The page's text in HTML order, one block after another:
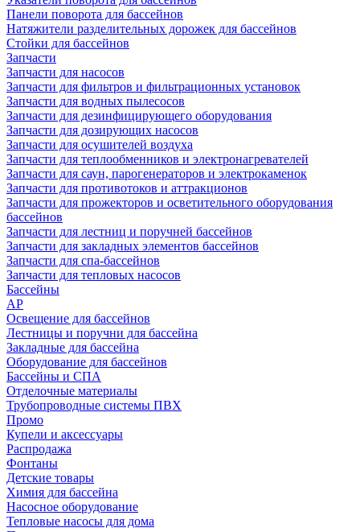
Панели поворота для бассейнов
Натяжители разделительных дорожек для бассейнов
Стойки для бассейнов
Запчасти
Запчасти для насосов
Запчасти для фильтров и фильтрационных установок
Запчасти для водных пылесосов
Запчасти для дезинфицирующего оборудования
Запчасти для дозирующих насосов
Запчасти для осушителей воздуха
Запчасти для теплообменников и электронагревателей
Запчасти для саун, парогенераторов и электрокаменок
Запчасти для противотоков и аттракционов
Запчасти для прожекторов и осветительного оборудования
бассейнов
Запчасти для лестниц и поручней бассейнов
Запчасти для закладных элементов бассейнов
Запчасти для спа-бассейнов
Запчасти для тепловых насосов
Бассейны
AP
Освещение для бассейнов
Лестницы и поручни для бассейна
Закладные для бассейна
Оборудование для бассейнов
Бассейны и СПА
Отделочные материалы
Трубопроводные системы ПВХ
Промо
Купели и аксессуары
Распродажа
Фонтаны
Детские товары
Химия для бассейна
Насосное оборудование
Тепловые насосы для дома